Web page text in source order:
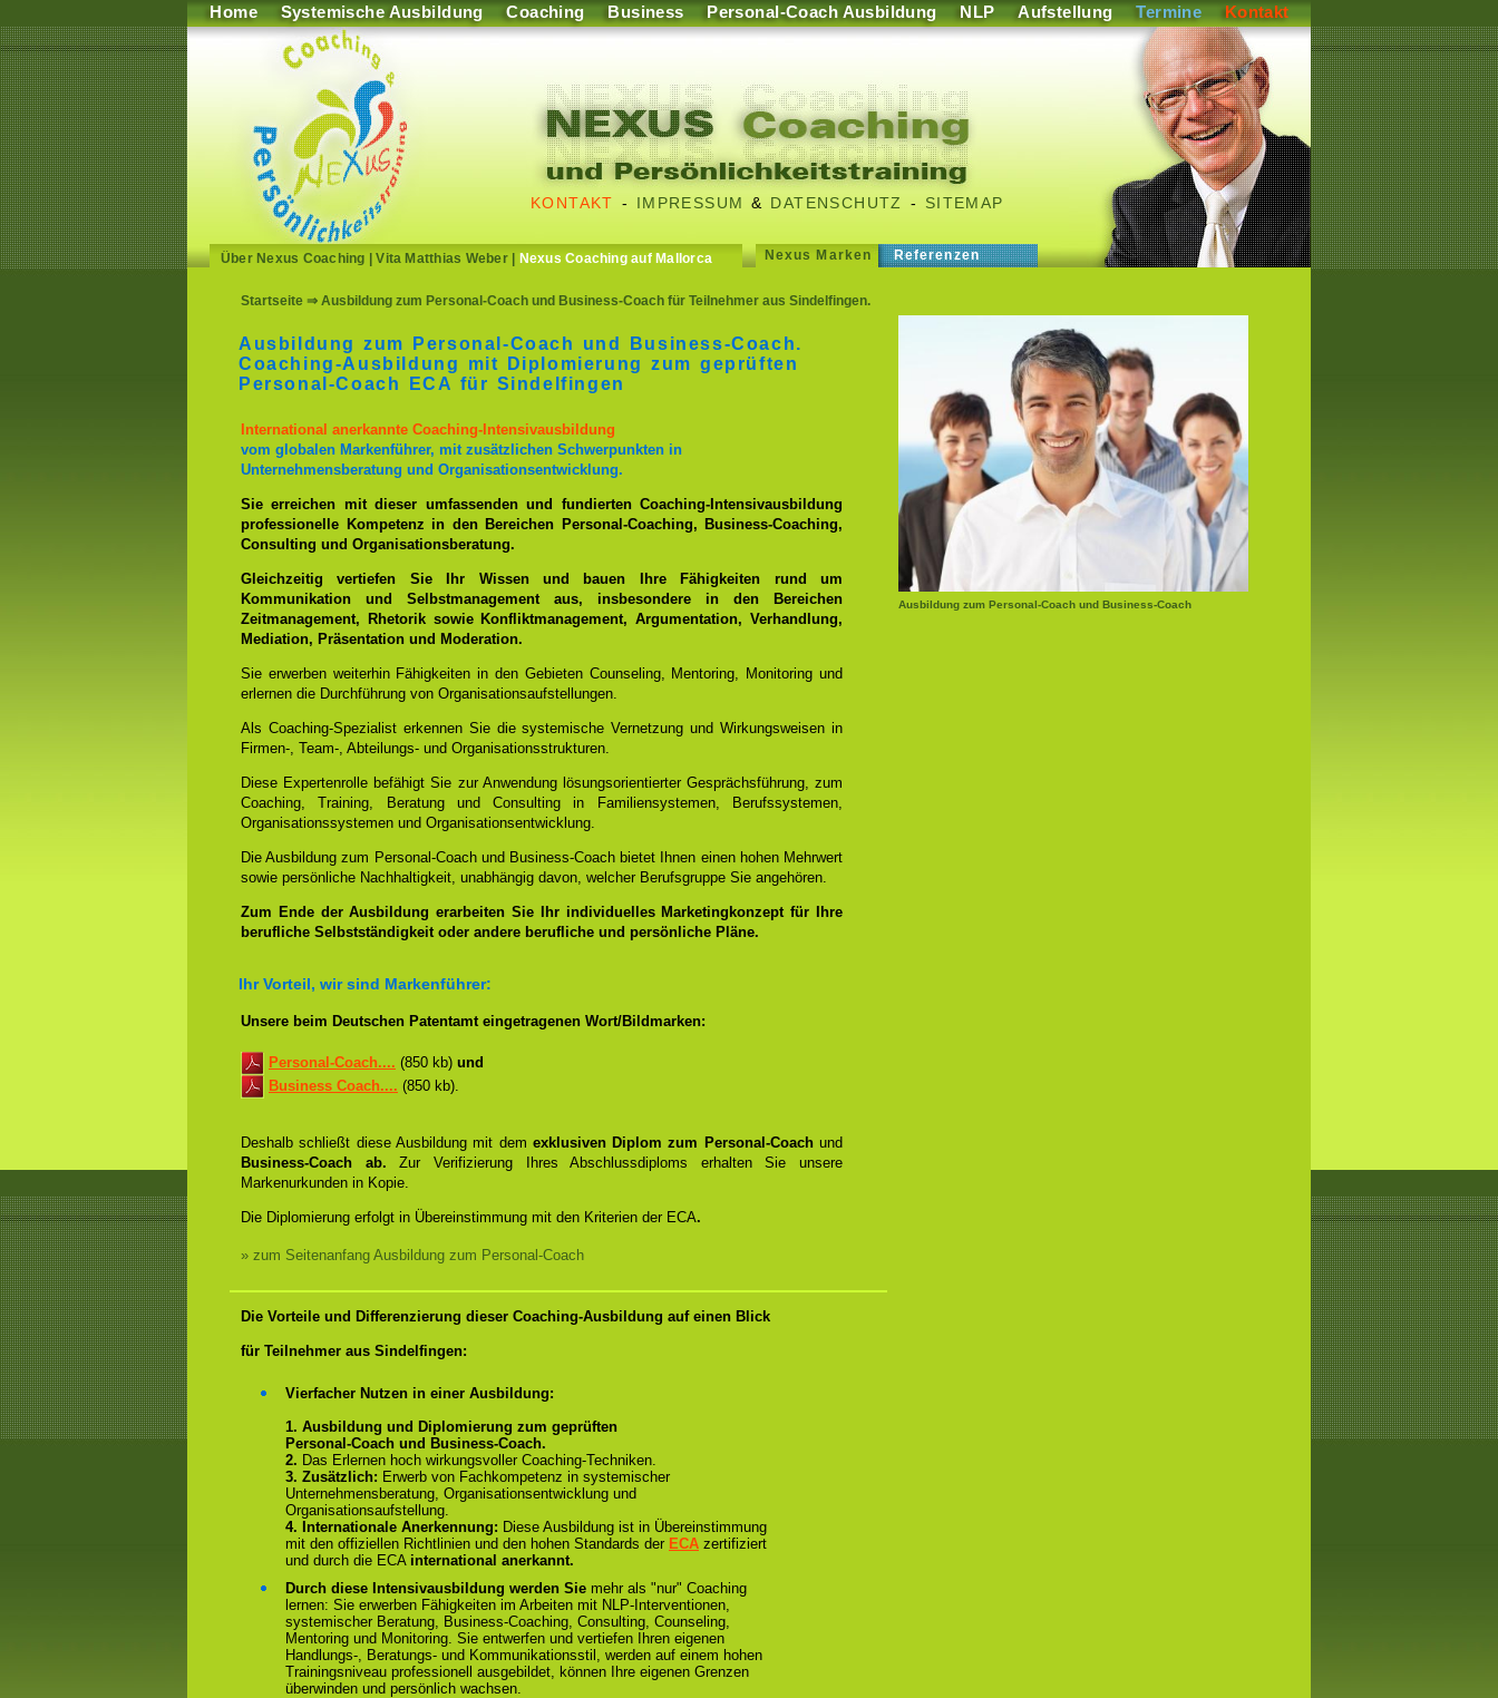
Home Systemische Ausbildung Coaching Business Personal-Coach Ausbildung NLP Aufstellung Termine Kontakt
KONTAKT - IMPRESSUM & DATENSCHUTZ - SITEMAP
Über Nexus Coaching |Vita Matthias Weber| Nexus Coaching auf Mallorca Nexus Marken Referenzen
Startseite ⇒ Ausbildung zum Personal-Coach und Business-Coach für Teilnehmer aus Sindelfingen.
Ausbildung zum Personal-Coach und Business-Coach
Ausbildung zum Personal-Coach und Business-Coach.
Coaching-Ausbildung mit Diplomierung zum geprüften
Personal-Coach ECA für Sindelfingen
International anerkannte Coaching-Intensivausbildung
vom globalen Markenführer, mit zusätzlichen Schwerpunkten in
Unternehmensberatung und Organisationsentwicklung.
Sie erreichen mit dieser umfassenden und fundierten Coaching-Intensivausbildung
professionelle Kompetenz in den Bereichen Personal-Coaching, Business-Coaching,
Consulting und Organisationsberatung.
Gleichzeitig vertiefen Sie Ihr Wissen und bauen Ihre Fähigkeiten rund um
Kommunikation und Selbstmanagement aus, insbesondere in den Bereichen
Zeitmanagement, Rhetorik sowie Konfliktmanagement, Argumentation, Verhandlung,
Mediation, Präsentation und Moderation.
Sie erwerben weiterhin Fähigkeiten in den Gebieten Counseling, Mentoring, Monitoring und
erlernen die Durchführung von Organisationsaufstellungen.
Als Coaching-Spezialist erkennen Sie die systemische Vernetzung und Wirkungsweisen in
Firmen-, Team-, Abteilungs- und Organisationsstrukturen.
Diese Expertenrolle befähigt Sie zur Anwendung lösungsorientierter Gesprächsführung, zum
Coaching, Training, Beratung und Consulting in Familiensystemen, Berufssystemen,
Organisationssystemen und Organisationsentwicklung.
Die Ausbildung zum Personal-Coach und Business-Coach bietet Ihnen einen hohen Mehrwert
sowie persönliche Nachhaltigkeit, unabhängig davon, welcher Berufsgruppe Sie angehören.
Zum Ende der Ausbildung erarbeiten Sie Ihr individuelles Marketingkonzept für Ihre
berufliche Selbstständigkeit oder andere berufliche und persönliche Pläne.
Ihr Vorteil, wir sind Markenführer:
Unsere beim Deutschen Patentamt eingetragenen Wort/Bildmarken:
Personal-Coach.... (850 kb) und
Business Coach.... (850 kb).
Deshalb schließt diese Ausbildung mit dem exklusiven Diplom zum Personal-Coachund
Business-Coach ab.Zur Verifizierung Ihres Abschlussdiploms erhalten Sie unsere
Markenurkunden in Kopie.
Die Diplomierung erfolgt in Übereinstimmung mit den Kriterien der ECA.
» zum Seitenanfang Ausbildung zum Personal-Coach
Die Vorteile und Differenzierung dieser Coaching-Ausbildung auf einen Blick
für Teilnehmer aus Sindelfingen:
Vierfacher Nutzen in einer Ausbildung:
1. Ausbildung und Diplomierung zum geprüften
Personal-Coach und Business-Coach.
2. Das Erlernen hoch wirkungsvoller Coaching-Techniken.
3. Zusätzlich: Erwerb von Fachkompetenz in systemischer
Unternehmensberatung, Organisationsentwicklung und
Organisationsaufstellung.
4. Internationale Anerkennung: Diese Ausbildung ist in Übereinstimmung
mit den offiziellen Richtlinien und den hohen Standards der ECA zertifiziert
und durch die ECA international anerkannt.
Durch diese Intensivausbildung werden Sie mehr als "nur" Coaching
lernen: Sie erwerben Fähigkeiten im Arbeiten mit NLP-Interventionen,
systemischer Beratung, Business-Coaching, Consulting, Counseling,
Mentoring und Monitoring. Sie entwerfen und vertiefen Ihren eigenen
Handlungs-, Beratungs- und Kommunikationsstil, werden auf einem hohen
Trainingsniveau professionell ausgebildet, können Ihre eigenen Grenzen
überwinden und persönlich wachsen.